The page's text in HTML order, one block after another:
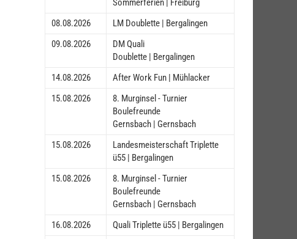
08.08.2026
LM Doublette | Bergalingen
09.08.2026
DM Quali
Doublette | Bergalingen
14.08.2026
After Work Fun | Mühlacker
15.08.2026
8. Murginsel - Turnier
Boulefreunde
Gernsbach | Gernsbach
15.08.2026
Landesmeisterschaft Triplette
ü55 | Bergalingen
15.08.2026
8. Murginsel - Turnier
Boulefreunde
Gernsbach | Gernsbach
16.08.2026
Quali Triplette ü55 | Bergalingen